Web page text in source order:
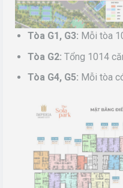
Tòa G1, G3: Mỗi tòa
Tòa G2: Tổng 1014
Tòa G4, G5: Mỗi tòa